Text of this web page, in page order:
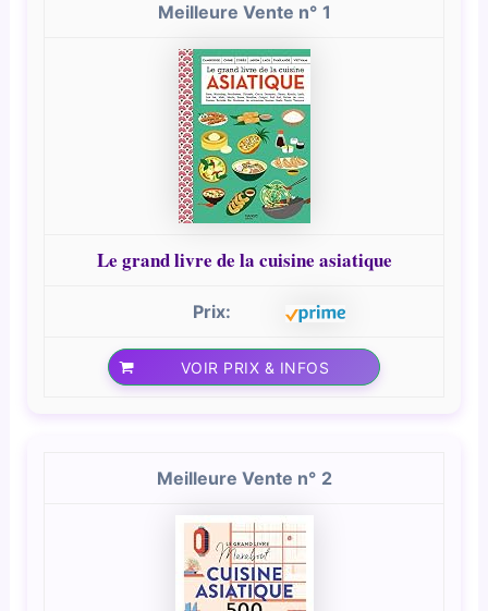
1
Le grand livre de la cuisine asiatique
VOIR PRIX & INFOS
2